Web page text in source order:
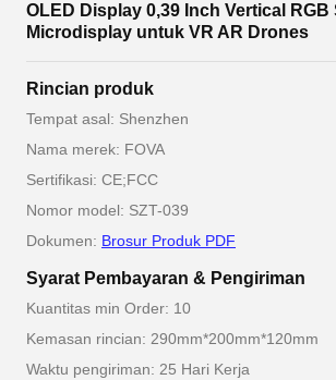
OLED Display 0,39 Inch Vertical RGB
Microdisplay untuk VR AR Drones
Rincian produk
Tempat asal: Shenzhen
Nama merek: FOVA
Sertifikasi: CE;FCC
Nomor model: SZT-039
Dokumen: Brosur Produk PDF
Syarat Pembayaran & Pengiriman
Kuantitas min Order: 10
Kemasan rincian: 290mm*200mm*120mm
Waktu pengiriman: 25 Hari Kerja